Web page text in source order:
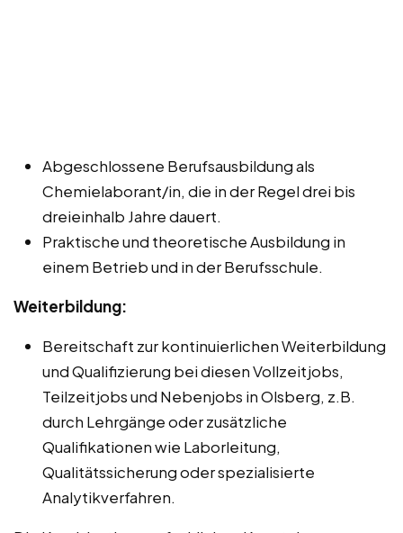
Abgeschlossene Berufsausbildung als
Chemielaborant/in, die in der Regel drei bis
dreieinhalb Jahre dauert.
Praktische und theoretische Ausbildung in
einem Betrieb und in der Berufsschule.
Weiterbildung:
Bereitschaft zur kontinuierlichen Weiterbildung
und Qualifizierung bei diesen Vollzeitjobs,
Teilzeitjobs und Nebenjobs in Olsberg, z.B.
durch Lehrgänge oder zusätzliche
Qualifikationen wie Laborleitung,
Qualitätssicherung oder spezialisierte
Analytikverfahren.